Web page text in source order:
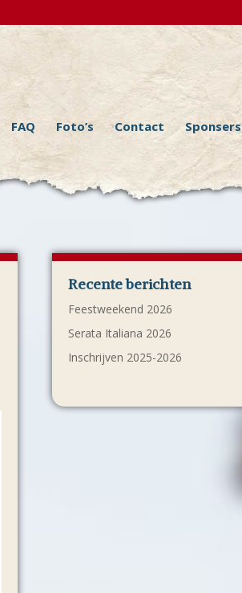
FAQ Foto’s Contact Sponsers
Recente berichten
Feestweekend 2026
Serata Italiana 2026
Inschrijven 2025-2026